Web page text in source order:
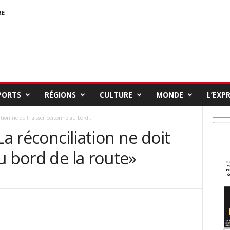
RÉGIONS CULTURE MONDE
ne doit laisser personne au bord...
réconciliation ne doit
bord de la route»